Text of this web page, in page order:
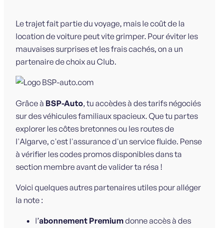
Le trajet fait partie du voyage, mais le coût de la
location de voiture peut vite grimper. Pour éviter les
mauvaises surprises et les frais cachés, on a un
partenaire de choix au Club.
Grâce à BSP-Auto, tu accèdes à des tarifs négociés
sur des véhicules familiaux spacieux. Que tu partes
explorer les côtes bretonnes ou les routes de
l'Algarve, c'est l'assurance d'un service fluide. Pense
à vérifier les codes promos disponibles dans ta
section membre avant de valider ta résa !
Voici quelques autres partenaires utiles pour alléger
la note :
l’abonnement Premium donne accès à des